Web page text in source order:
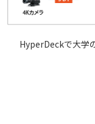
HyperDeckで大学